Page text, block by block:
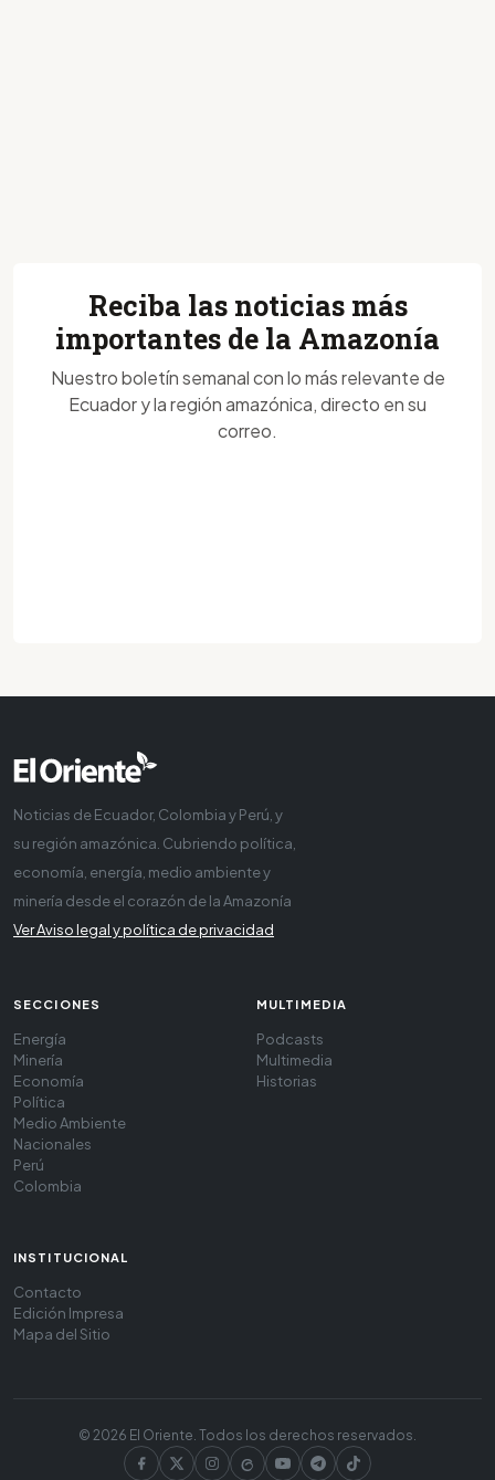
Reciba las noticias más
importantes de la Amazonía
Nuestro boletín semanal con lo más relevante de
Ecuador y la región amazónica, directo en su
correo.
Noticias de Ecuador, Colombia y Perú, y
su región amazónica. Cubriendo política,
economía, energía, medio ambiente y
minería desde el corazón de la Amazonía
Ver Aviso legal y política de privacidad
SECCIONES
Energía
Minería
Economía
Política
Medio Ambiente
Nacionales
Perú
Colombia
MULTIMEDIA
Podcasts
Multimedia
Historias
INSTITUCIONAL
Contacto
Edición Impresa
Mapa del Sitio
© 2026 El Oriente. Todos los derechos reservados.